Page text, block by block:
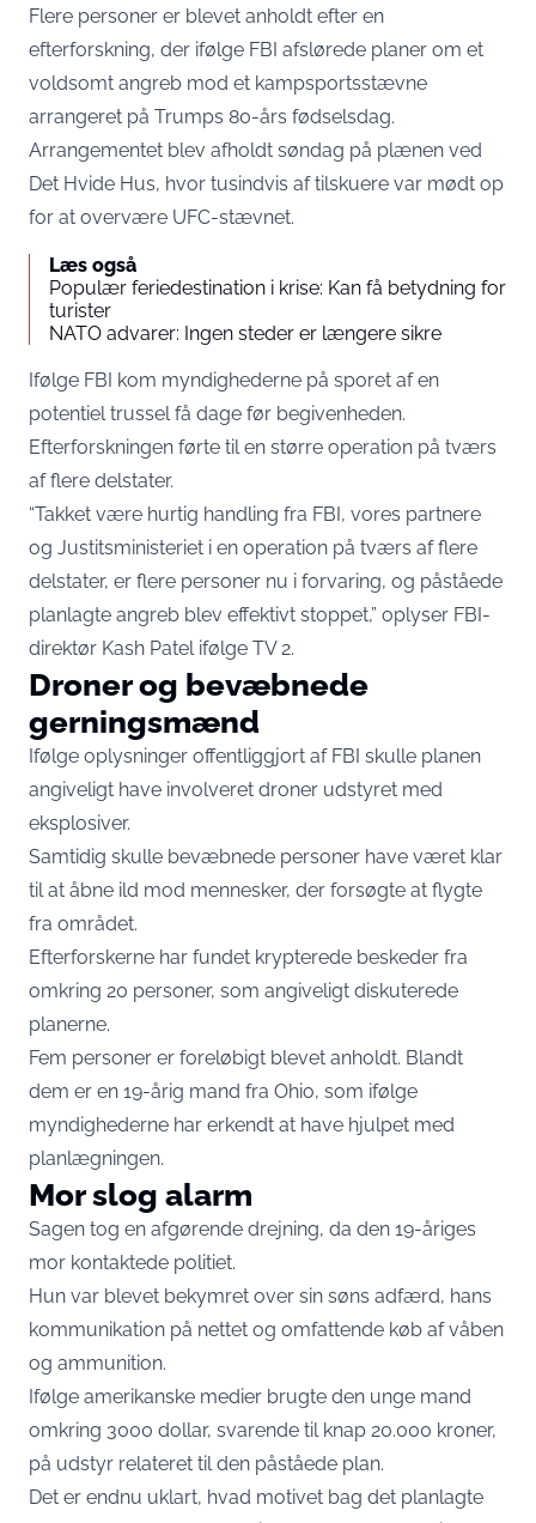
Flere personer er blevet anholdt efter en
efterforskning, der ifølge FBI afslørede planer om et
voldsomt angreb mod et kampsportsstævne
arrangeret på Trumps 80-års fødselsdag.
Arrangementet blev afholdt søndag på plænen ved
Det Hvide Hus, hvor tusindvis af tilskuere var mødt op
for at overvære UFC-stævnet.
Læs også
Populær feriedestination i krise: Kan få betydning for
turister
NATO advarer: Ingen steder er længere sikre
Ifølge FBI kom myndighederne på sporet af en
potentiel trussel få dage før begivenheden.
Efterforskningen førte til en større operation på tværs
af flere delstater.
“Takket være hurtig handling fra FBI, vores partnere
og Justitsministeriet i en operation på tværs af flere
delstater, er flere personer nu i forvaring, og påståede
planlagte angreb blev effektivt stoppet,” oplyser FBI-
direktør Kash Patel ifølge TV 2.
Droner og bevæbnede
gerningsmænd
Ifølge oplysninger offentliggjort af FBI skulle planen
angiveligt have involveret droner udstyret med
eksplosiver.
Samtidig skulle bevæbnede personer have været klar
til at åbne ild mod mennesker, der forsøgte at flygte
fra området.
Efterforskerne har fundet krypterede beskeder fra
omkring 20 personer, som angiveligt diskuterede
planerne.
Fem personer er foreløbigt blevet anholdt. Blandt
dem er en 19-årig mand fra Ohio, som ifølge
myndighederne har erkendt at have hjulpet med
planlægningen.
Mor slog alarm
Sagen tog en afgørende drejning, da den 19-åriges
mor kontaktede politiet.
Hun var blevet bekymret over sin søns adfærd, hans
kommunikation på nettet og omfattende køb af våben
og ammunition.
Ifølge amerikanske medier brugte den unge mand
omkring 3000 dollar, svarende til knap 20.000 kroner,
på udstyr relateret til den påståede plan.
Det er endnu uklart, hvad motivet bag det planlagte